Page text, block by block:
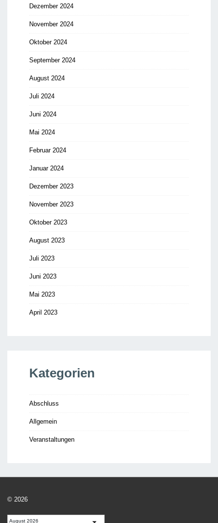
Dezember 2024
November 2024
Oktober 2024
September 2024
August 2024
Juli 2024
Juni 2024
Mai 2024
Februar 2024
Januar 2024
Dezember 2023
November 2023
Oktober 2023
August 2023
Juli 2023
Juni 2023
Mai 2023
April 2023
Kategorien
Abschluss
Allgemein
Veranstaltungen
© 2026